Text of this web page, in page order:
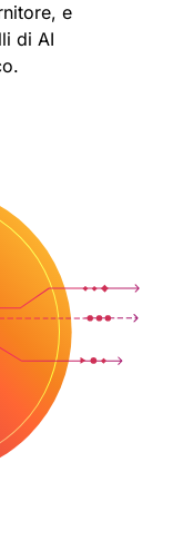
e
di AI